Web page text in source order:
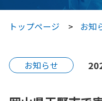
特定保健指導サービス
Japan プレシジョン・
Japan プレシジョン
トップページ お知
お知らせ